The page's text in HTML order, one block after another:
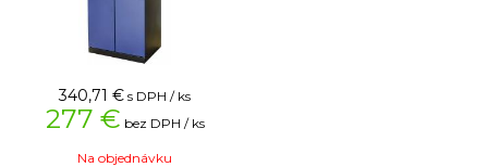
340,71 € s DPH / ks
277 € bez DPH / ks
Na objednávku